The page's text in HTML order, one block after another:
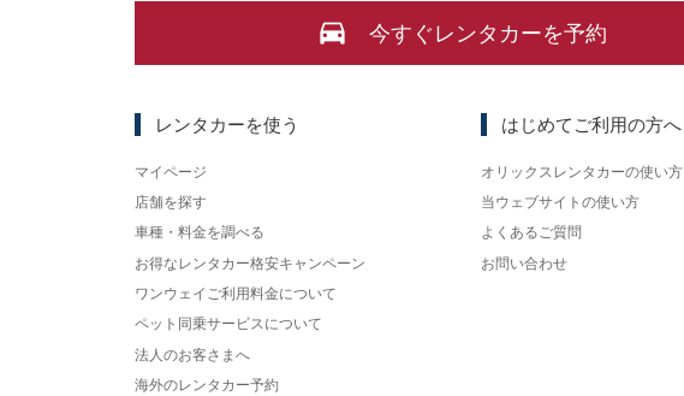
今すぐレンタカーを予約
レンタカーを使う
マイページ
店舗を探す
車種・料金を調べる
お得なレンタカー格安キャンペーン
ワンウェイご利用料金について
ペット同乗サービスについて
法人のお客さまへ
海外のレンタカー予約
はじめてご利用の方へ
オリックスレンタカーの使い方
当ウェブサイトの使い方
よくあるご質問
お問い合わせ